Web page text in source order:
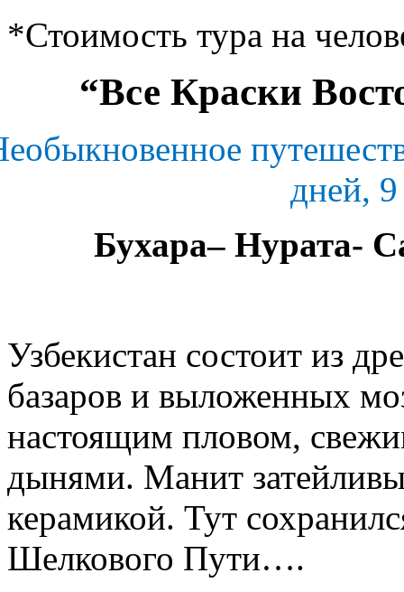
*Стоимость тура на
“Все Краски
дней,
Бухара– Нурата-
Узбекистан состоит из
базаров и выложенных
настоящим пловом,
дынями. Манит
керамикой. Тут
Шелкового Пути….